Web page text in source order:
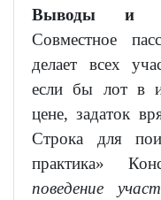
Выводы и
Совместное
делает всех
если бы лот в
цене, задаток
Строка для
практика»
поведение